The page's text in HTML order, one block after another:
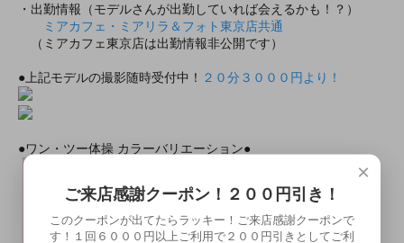
・出勤情報（モデルさんが出勤していれば会えるかも！？）
ミアカフェ・ミアリラ＆フォト東京店共通
（ミアカフェ東京店は出勤情報非公開です）
●上記モデルの撮影随時受付中！ ２０分３０００円より！
●ワン・ツー体操 カラーバリエーション●
×
ご来店感謝クーポン！２００円引き！
このクーポンが出てたらラッキー！ご来店感謝クーポンで
す！１回６０００円以上ご利用で２００円引きとしてご利